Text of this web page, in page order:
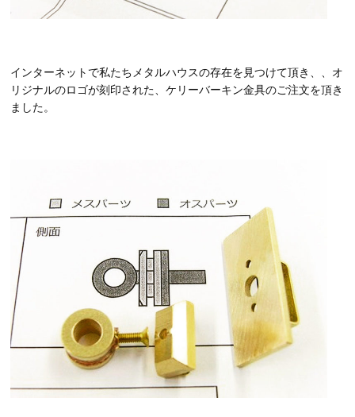
インターネットで私たちメタルハウスの存在を見つけて頂き、、オ
リジナルのロゴが刻印された、ケリーバーキン金具のご注文を頂き
ました。